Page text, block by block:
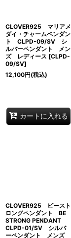
CLOVER925 マリアメ
ダイ・チャームペンダン
ト CLPD-09/SV シ
ルバーペンダント メン
ズ レディース [CLPD-
09/SV]
12,100円(税込)
カートに入れる
CLOVER925 ビースト
ロングペンダント BE
STRONG PENDANT
CLPD-01/SV シルバ
ーペンダント メンズ